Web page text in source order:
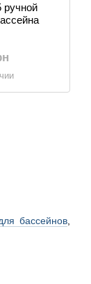
бассейнов
ручной